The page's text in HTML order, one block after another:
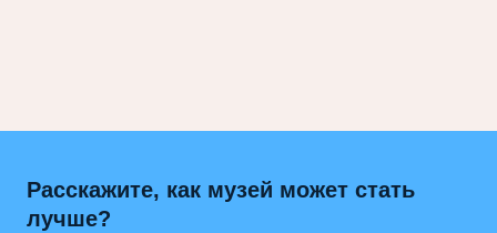
Расскажите, как музей может стать
лучше?